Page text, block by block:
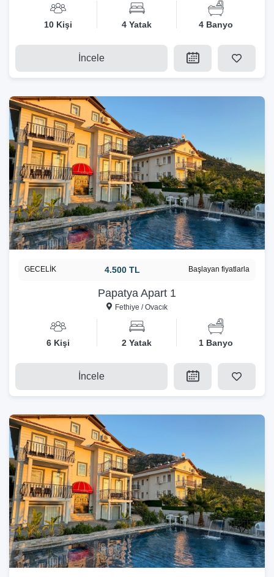
10 Kişi 4 Yatak 4 Banyo
İncele
Papatya Apart 1
Fethiye / Ovacık
GECELİK 4.500 TL Başlayan fiyatlarla
6 Kişi 2 Yatak 1 Banyo
İncele